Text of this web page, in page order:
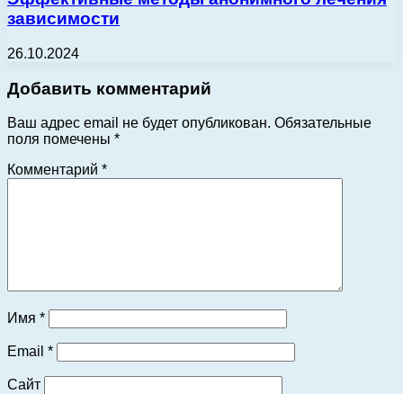
зависимости
26.10.2024
Добавить комментарий
Ваш адрес email не будет опубликован. Обязательные
поля помечены *
Комментарий *
Имя *
Email *
Сайт